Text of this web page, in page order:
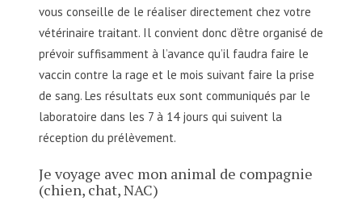
vous conseille de le réaliser directement chez votre
vétérinaire traitant. Il convient donc d’être organisé de
prévoir suffisamment à l’avance qu’il faudra faire le
vaccin contre la rage et le mois suivant faire la prise
de sang. Les résultats eux sont communiqués par le
laboratoire dans les 7 à 14 jours qui suivent la
réception du prélèvement.
Je voyage avec mon animal de compagnie
(chien, chat, NAC)